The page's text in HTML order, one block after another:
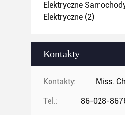
Elektryczne
Elektryczne (2)
Kontakty
Kontakty: Miss.
Tel.: 86-028-